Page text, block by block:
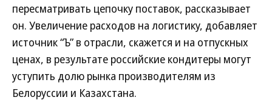
пересматривать цепочку поставок, рассказывает
он. Увеличение расходов на логистику, добавляет
источник “Ъ” в отрасли, скажется и на отпускных
ценах, в результате российские кондитеры могут
уступить долю рынка производителям из
Белоруссии и Казахстана.